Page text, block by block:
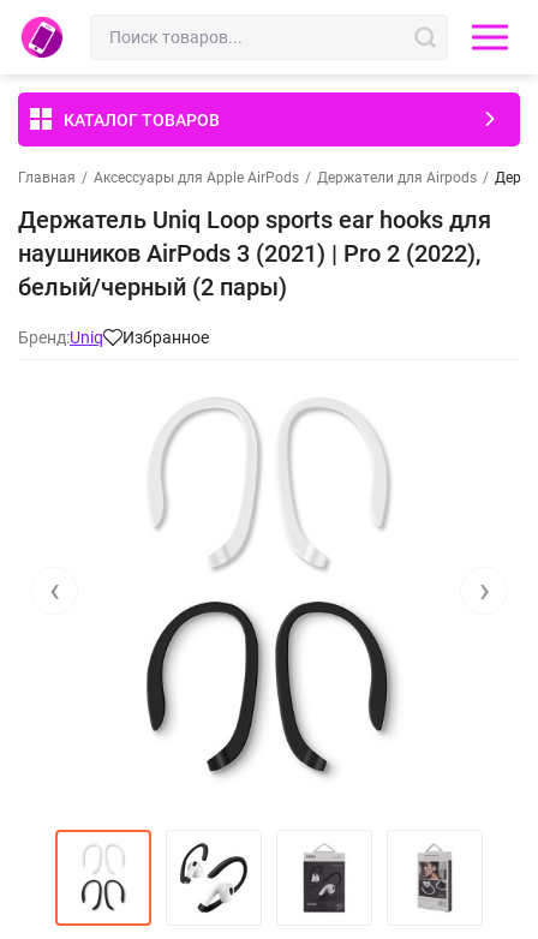
КАТАЛОГ ТОВАРОВ
Главная / Аксессуары для Apple AirPods / Держатели для Airpods /
Держатель Uniq Loop sports ear hooks для
наушников AirPods 3 (2021) | Pro 2 (2022),
белый/черный (2 пары)
Бренд:Uniq Избранное
‹ ›